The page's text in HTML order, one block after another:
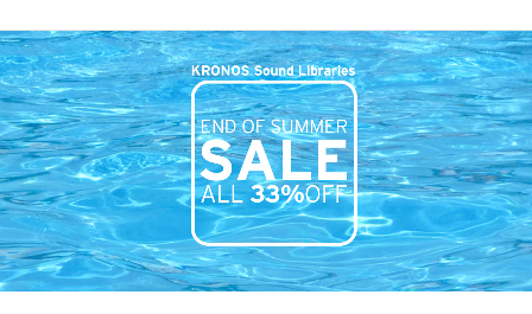
Asistență
Găsește un Magazin
Ştiri
Locaţie
Social Media